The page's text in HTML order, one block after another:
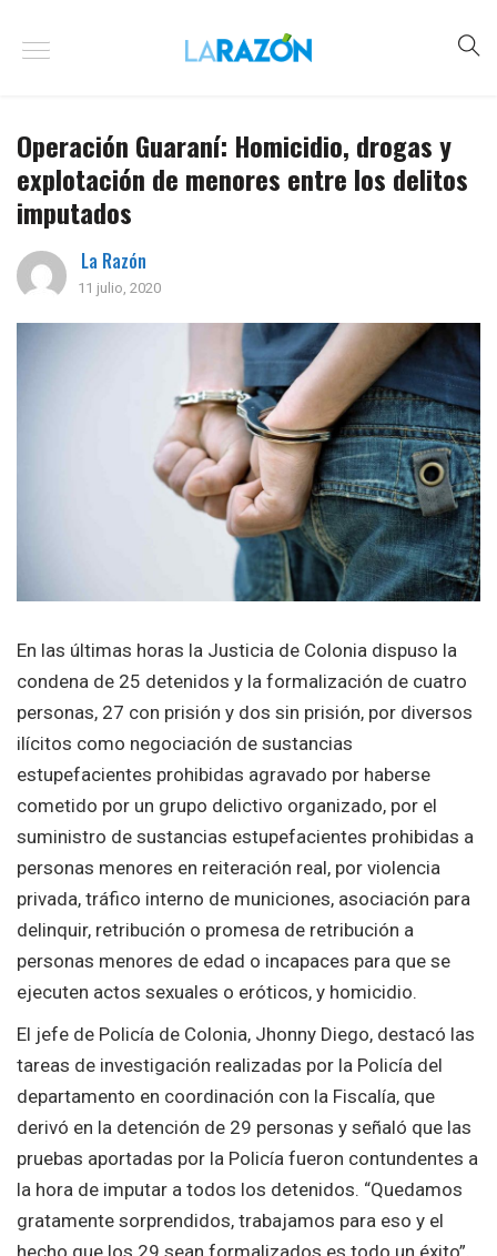
Operación Guaraní: Homicidio, drogas y
explotación de menores entre los delitos
imputados
La Razón
11 julio, 2020
En las últimas horas la Justicia de Colonia dispuso la
condena de 25 detenidos y la formalización de cuatro
personas, 27 con prisión y dos sin prisión, por diversos
ilícitos como negociación de sustancias
estupefacientes prohibidas agravado por haberse
cometido por un grupo delictivo organizado, por el
suministro de sustancias estupefacientes prohibidas a
personas menores en reiteración real, por violencia
privada, tráfico interno de municiones, asociación para
delinquir, retribución o promesa de retribución a
personas menores de edad o incapaces para que se
ejecuten actos sexuales o eróticos, y homicidio.
El jefe de Policía de Colonia, Jhonny Diego, destacó las
tareas de investigación realizadas por la Policía del
departamento en coordinación con la Fiscalía, que
derivó en la detención de 29 personas y señaló que las
pruebas aportadas por la Policía fueron contundentes a
la hora de imputar a todos los detenidos. “Quedamos
gratamente sorprendidos, trabajamos para eso y el
hecho que los 29 sean formalizados es todo un éxito”,